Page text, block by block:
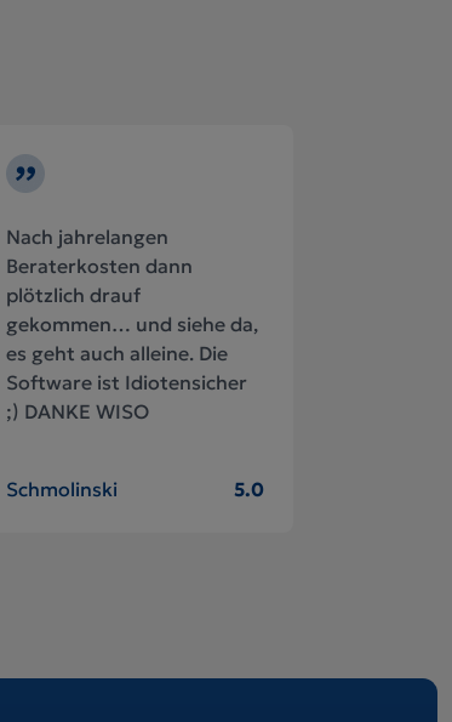
Nach jahrelangen
Beraterkosten dann
plötzlich drauf
gekommen… und siehe da,
es geht auch alleine. Die
Software ist Idiotensicher
;) DANKE WISO
Schmolinski 5.0